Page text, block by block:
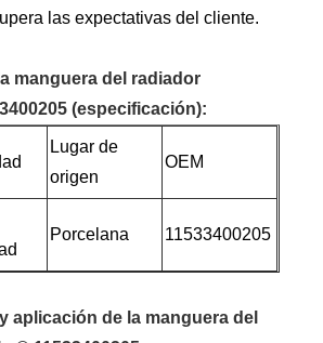
las expectativas del cliente.
manguera del radiador
(especificación):
Lugar de
origen
OEM
Porcelana 11533400205
aplicación de la manguera del